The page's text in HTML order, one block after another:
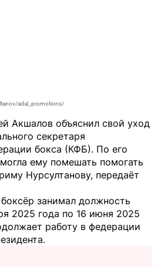
adal_promotions/
Акшалов объяснил свой уход
секретаря
бокса (КФБ). По его
ему помешать помогать
Нурсултанову, передаёт
занимал должность
2025 года по 16 июня 2025
работу в федерации